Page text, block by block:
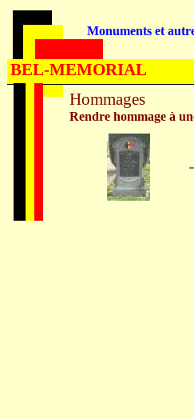
Hommages
Rendre hommage à
Monuments et
BEL-MEMORIAL